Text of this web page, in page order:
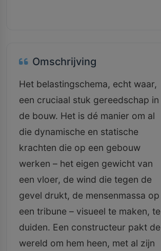
Omschrijving
Het belastingschema, echt waar,
een cruciaal stuk gereedschap in
de bouw. Het is dé manier om al
die dynamische en statische
krachten die op een gebouw
werken – het eigen gewicht van
een vloer, de wind die tegen de
gevel drukt, de mensenmassa op
een tribune – visueel te maken, te
duiden. Een constructeur pakt de
wereld om hem heen, met al zijn